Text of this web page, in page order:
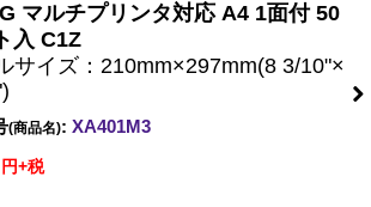
マルチプリンタ対応 A4 1面付 50
入 C1Z
サイズ：210mm×297mm(8 3/10"×
(商品名): XA401M3
円+税